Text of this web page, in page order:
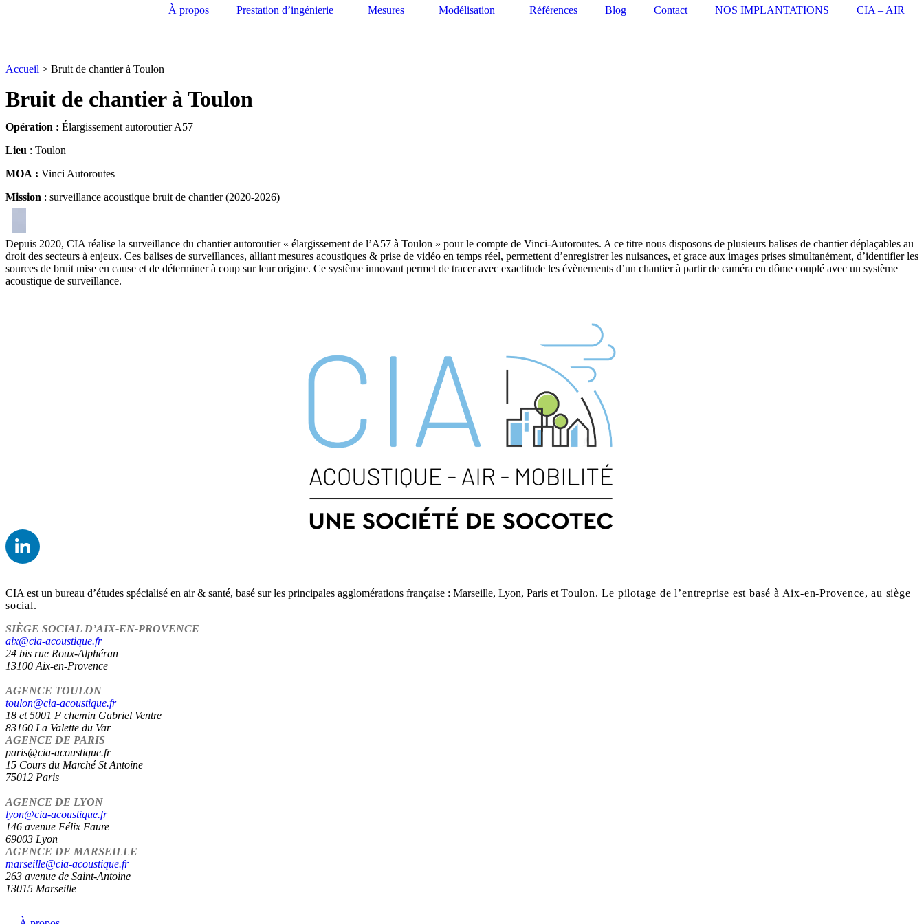
À propos Prestation d’ingénierie Mesures Modélisation Références Blog Contact NOS IMPLANTATIONS CIA – AIR
Accueil > Bruit de chantier à Toulon
Bruit de chantier à Toulon
Opération : Élargissement autoroutier A57
Lieu : Toulon
MOA : Vinci Autoroutes
Mission : surveillance acoustique bruit de chantier(2020-2026)
Depuis 2020, CIA réalise la surveillance du chantier autoroutier « élargissement de l’A57 à Toulon » pour le compte de Vinci-Autoroutes. A ce titre nous disposons de plusieurs balises de chantier déplaçables au
droit des secteurs à enjeux. Ces balises de surveillances, alliant mesures acoustiques & prise de vidéo en temps réel, permettent d’enregistrer les nuisances, et grace aux images prises simultanément, d’identifier les
sources de bruit mise en cause et de déterminer à coup sur leur origine. Ce système innovant permet de tracer avec exactitude les évènements d’un chantier à partir de caméra en dôme couplé avec un système
acoustique de surveillance.
CIA est un bureau d’études spécialisé en air & santé, basé sur les principales agglomérations française : Marseille, Lyon, Paris et Toulon. Le pilotage de l’entreprise est basé à Aix-en-Provence, au siège
social.
SIÈGE SOCIAL D’AIX-EN-PROVENCE
aix@cia-acoustique.fr
24 bis rue Roux-Alphéran
13100 Aix-en-Provence
AGENCE TOULON
toulon@cia-acoustique.fr
18 et 5001 F chemin Gabriel Ventre
83160 La Valette du Var
AGENCE DE PARIS
paris@cia-acoustique.fr
15 Cours du Marché St Antoine
75012 Paris
AGENCE DE LYON
lyon@cia-acoustique.fr
146 avenue Félix Faure
69003 Lyon
AGENCE DE MARSEILLE
marseille@cia-acoustique.fr
263 avenue de Saint-Antoine
13015 Marseille